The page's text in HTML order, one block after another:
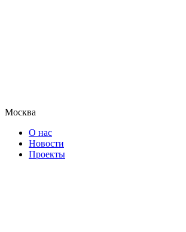
Москва
О нас
Новости
Проекты